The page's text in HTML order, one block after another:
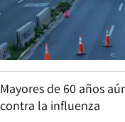
Mayores de 60 años
contra la influenza